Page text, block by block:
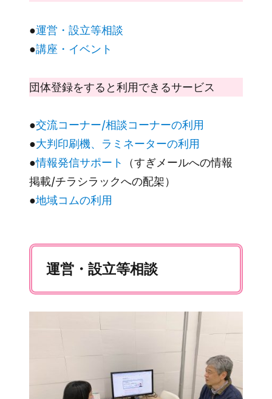
●運営・設立等相談
●講座・イベント
団体登録をすると利用できるサービス
●交流コーナー/相談コーナーの利用
●大判印刷機、ラミネーターの利用
●情報発信サポート
（すぎメールへの情報
掲載/チラシラックへの配架）
●地域コムの利用
運営・設立等相談